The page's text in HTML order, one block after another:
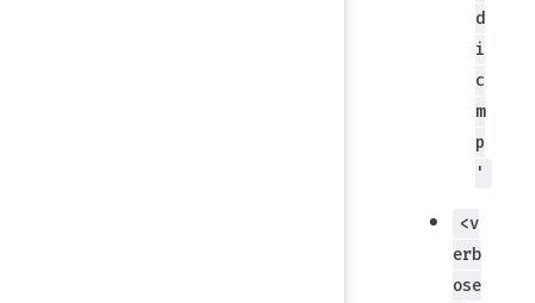
d
i
c
m
p
'
<v
erb
ose